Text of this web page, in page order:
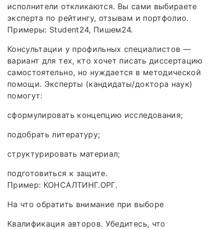
исполнители откликаются. Вы сами выбираете
эксперта по рейтингу, отзывам и портфолио.
Примеры: Student24, Пишем24.
Консультации у профильных специалистов —
вариант для тех, кто хочет писать диссертацию
самостоятельно, но нуждается в методической
помощи. Эксперты (кандидаты/доктора наук)
помогут:
сформулировать концепцию исследования;
подобрать литературу;
структурировать материал;
подготовиться к защите.
Пример: КОНСАЛТИНГ.ОРГ.
На что обратить внимание при выборе
Квалификация авторов. Убедитесь, что